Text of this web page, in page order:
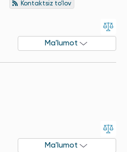
Kontaktsiz to’lov
Ma'lumot
Ma'lumot